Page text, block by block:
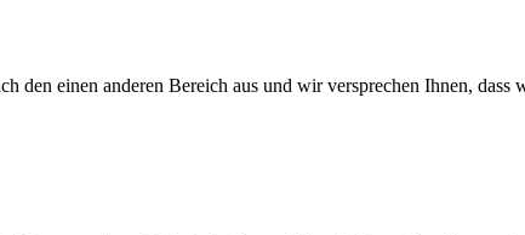
den einen anderen Bereich aus und wir versprechen Ihnen,